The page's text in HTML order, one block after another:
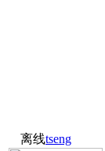
离线tseng